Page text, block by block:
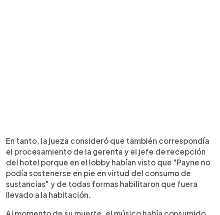
En tanto, la jueza consideró que también correspondía
el procesamiento de la gerenta y el jefe de recepción
del hotel porque en el lobby habían visto que "Payne no
podía sostenerse en pie en virtud del consumo de
sustancias" y de todas formas habilitaron que fuera
llevado a la habitación.